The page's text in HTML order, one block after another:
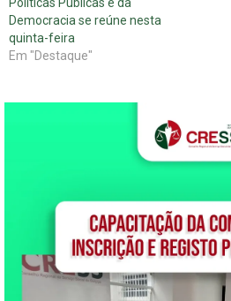
Democracia se reúne nesta
quinta-feira
Em "Destaque"